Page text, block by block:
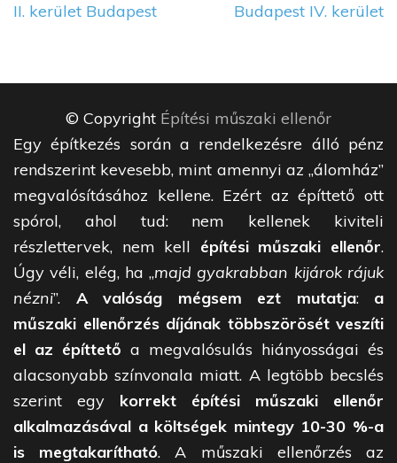
navigáció
II. kerület Budapest
Budapest IV. kerület
© Copyright Építési műszaki ellenőr
Egy építkezés során a rendelkezésre álló pénz
rendszerint kevesebb, mint amennyi az „álomház”
megvalósításához kellene. Ezért az építtető ott
spórol, ahol tud: nem kellenek kiviteli
részlettervek, nem kell építési műszaki ellenőr.
Úgy véli, elég, ha „majd gyakrabban kijárok rájuk
nézni”. A valóság mégsem ezt mutatja: a
műszaki ellenőrzés díjának többszörösét veszíti
el az építtető a megvalósulás hiányosságai és
alacsonyabb színvonala miatt. A legtöbb becslés
szerint egy korrekt építési műszaki ellenőr
alkalmazásával a költségek mintegy 10-30 %-a
is megtakarítható. A műszaki ellenőrzés az